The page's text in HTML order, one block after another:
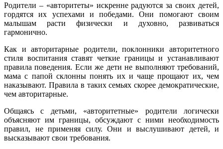
Родители – «авторитеты» искренне радуются за своих детей,
гордятся их успехами и победами. Они помогают своим
малышам расти физически и духовно, развиваться
гармонично.
Как и авторитарные родители, поклонники авторитетного
стиля воспитания ставят четкие границы и устанавливают
правила поведения. Если же дети не выполняют требований,
мама с папой склонны понять их и чаще прощают их, чем
наказывают. Правила в таких семьях скорее демократические,
чем авторитарные.
Общаясь с детьми, «авторитетные» родители логически
объясняют им границы, обсуждают с ними необходимость
правил, не применяя силу. Они и выслушивают детей, и
высказывают свои требования.